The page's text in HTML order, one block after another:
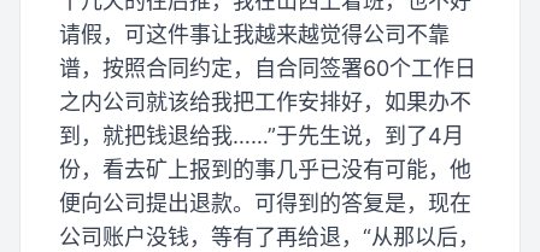
请假，可这件事让我越来越觉得公司不靠
谱，按照合同约定，自合同签署60个工作日
之内公司就该给我把工作安排好，如果办不
到，就把钱退给我……”于先生说，到了4月
份，看去矿上报到的事几乎已没有可能，他
便向公司提出退款。可得到的答复是，现在
公司账户没钱，等有了再给退，“从那以后，